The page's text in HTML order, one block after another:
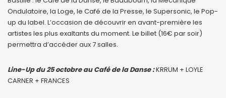
Ondulatoire, la Loge, le Café de la Presse, le Supersonic, le Pop-
up du label. L’occasion de découvrir en avant-première les
artistes les plus exaltants du moment. Le billet (16€ par soir)
permettra d’accéder aux 7 salles.
Line-Up du 25 octobre au Café de la Danse :KRRUM + LOYLE
CARNER + FRANCES